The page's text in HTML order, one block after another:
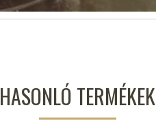
HASONLÓ TERMÉKEK